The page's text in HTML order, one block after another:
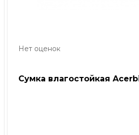
Нет оценок
Сумка влагостойкая